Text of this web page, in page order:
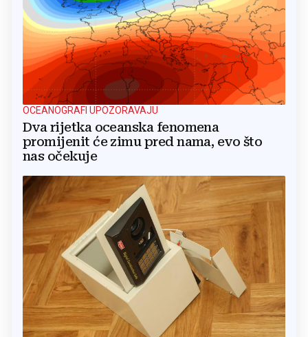
OCEANOGRAFI UPOZORAVAJU
Dva rijetka oceanska fenomena
promijenit će zimu pred nama, evo što
nas očekuje